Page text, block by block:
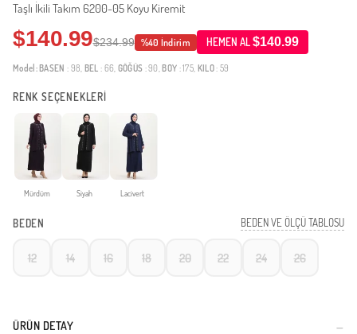
Taşlı İkili Takım 6200-05 Koyu Kiremit
$140.99$234.99 %40 İndirim HEMEN AL$140.99
Model: BASEN : 98, BEL : 66, GÖĞÜS : 90, BOY : 175, KILO: 59
RENK SEÇENEKLERİ
Mürdüm Siyah Lacivert
BEDEN BEDEN VE ÖLÇÜ TABLOSU
12 14 16 18 20 22 24 26
ÜRÜN DETAY